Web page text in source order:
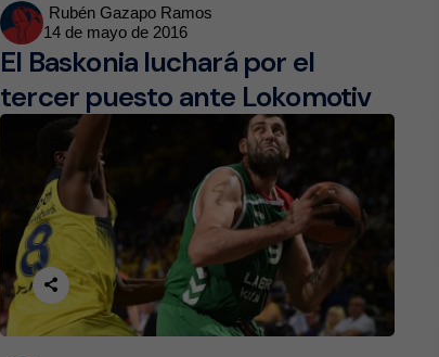
Posted
by
Rubén Gazapo Ramos
14 de mayo de 2016
El Baskonia luchará por el
tercer puesto ante Lokomotiv